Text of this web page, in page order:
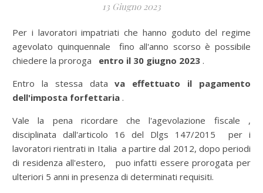
13 Giugno 2023
Per i lavoratori impatriati che hanno goduto del regime
agevolato quinquennale fino all'anno scorso è possibile
chiedere la proroga
entro il 30 giugno 2023 .
Entro la stessa data va effettuato il pagamento
dell'imposta forfettaria .
Vale la pena ricordare che l'agevolazione fiscale ,
disciplinata dall'articolo 16 del Dlgs 147/2015 per i
lavoratori rientrati in Italia a partire dal 2012, dopo periodi
di residenza all'estero, puo infatti essere prorogata per
ulteriori 5 anni in presenza di determinati requisiti.